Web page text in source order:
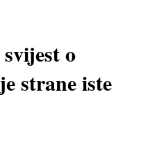
o
strane iste